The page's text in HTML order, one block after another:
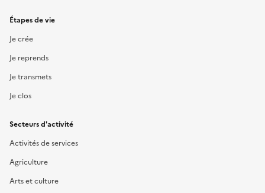
Étapes de vie
Je crée
Je reprends
Je transmets
Je clos
Secteurs d'activité
Activités de services
Agriculture
Arts et culture